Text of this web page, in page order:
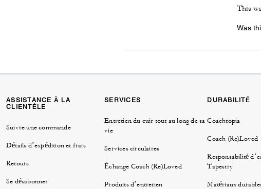
This
Was
ASSISTANCE À LA
CLIENTÈLE
Suivre une commande
Détails d’expédition et frais
Retours
Se désabonner
SERVICES
Entretien du cuir tout au long de sa
vie
Services circulaires
Échange Coach (Re)Loved
Produits d’entretien
DURABILITÉ
Coachtopia
Coach (Re)Loved
Responsabilité
Tapestry
Matériaux